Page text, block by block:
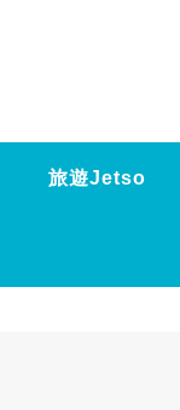
旅遊Jetso